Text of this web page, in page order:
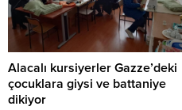
Alacalı kursiyerler Gazze’deki
çocuklara giysi ve battaniye
dikiyor